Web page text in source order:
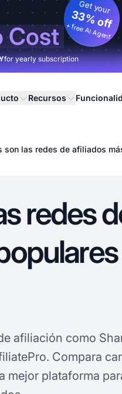
Cost
Get your
33% off
+ free AI Agent
for yearly subscription
Recursos
son las redes de afiliados
redes
afiliación como
Compara
mejor plataforma